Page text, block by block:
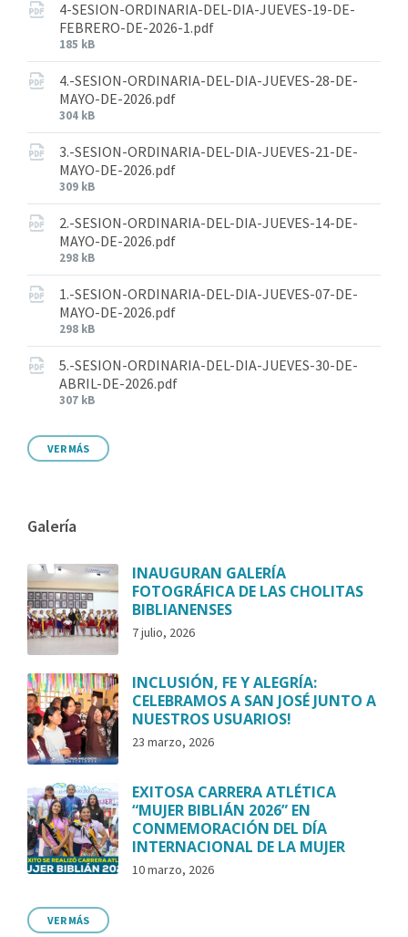
4-SESION-ORDINARIA-DEL-DIA-JUEVES-19-DE-
FEBRERO-DE-2026-1.pdf
185 kB
4.-SESION-ORDINARIA-DEL-DIA-JUEVES-28-DE-
MAYO-DE-2026.pdf
304 kB
3.-SESION-ORDINARIA-DEL-DIA-JUEVES-21-DE-
MAYO-DE-2026.pdf
309 kB
2.-SESION-ORDINARIA-DEL-DIA-JUEVES-14-DE-
MAYO-DE-2026.pdf
298 kB
1.-SESION-ORDINARIA-DEL-DIA-JUEVES-07-DE-
MAYO-DE-2026.pdf
298 kB
5.-SESION-ORDINARIA-DEL-DIA-JUEVES-30-DE-
ABRIL-DE-2026.pdf
307 kB
VER MÁS
Galería
INAUGURAN GALERÍA
FOTOGRÁFICA DE LAS CHOLITAS
BIBLIANENSES
7 julio, 2026
INCLUSIÓN, FE Y ALEGRÍA:
CELEBRAMOS A SAN JOSÉ JUNTO A
NUESTROS USUARIOS!
23 marzo, 2026
EXITOSA CARRERA ATLÉTICA
“MUJER BIBLIÁN 2026” EN
CONMEMORACIÓN DEL DÍA
INTERNACIONAL DE LA MUJER
10 marzo, 2026
VER MÁS